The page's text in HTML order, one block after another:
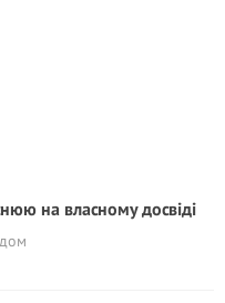
на власному досвіді